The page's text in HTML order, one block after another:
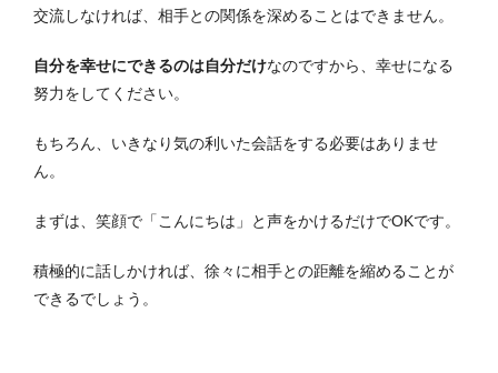
交流しなければ、相手との関係を深めることはできません。
自分を幸せにできるのは自分だけなのですから、幸せになる
努力をしてください。
もちろん、いきなり気の利いた会話をする必要はありませ
ん。
まずは、笑顔で「こんにちは」と声をかけるだけでOKです。
積極的に話しかければ、徐々に相手との距離を縮めることが
できるでしょう。